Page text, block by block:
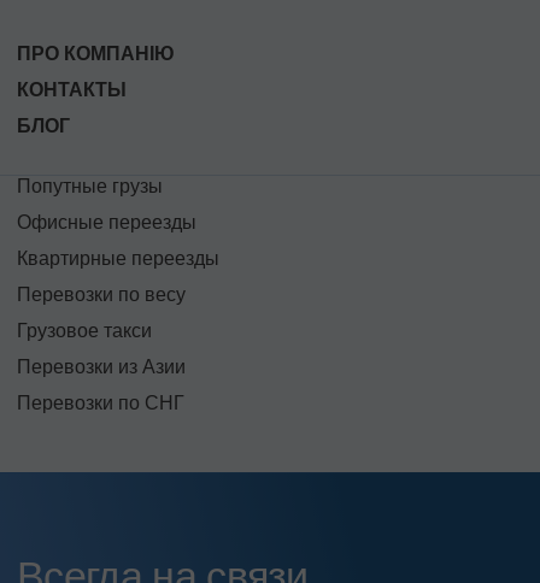
ПРО КОМПАНІЮ
КОНТАКТЫ
БЛОГ
Попутные грузы
Офисные переезды
Квартирные переезды
Перевозки по весу
Грузовое такси
Перевозки из Азии
Перевозки по СНГ